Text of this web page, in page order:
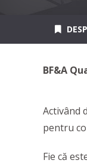
BF&A
Activând
pentru
Fie că